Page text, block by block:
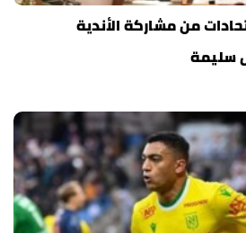
من مشاركة الأندية
سليمة